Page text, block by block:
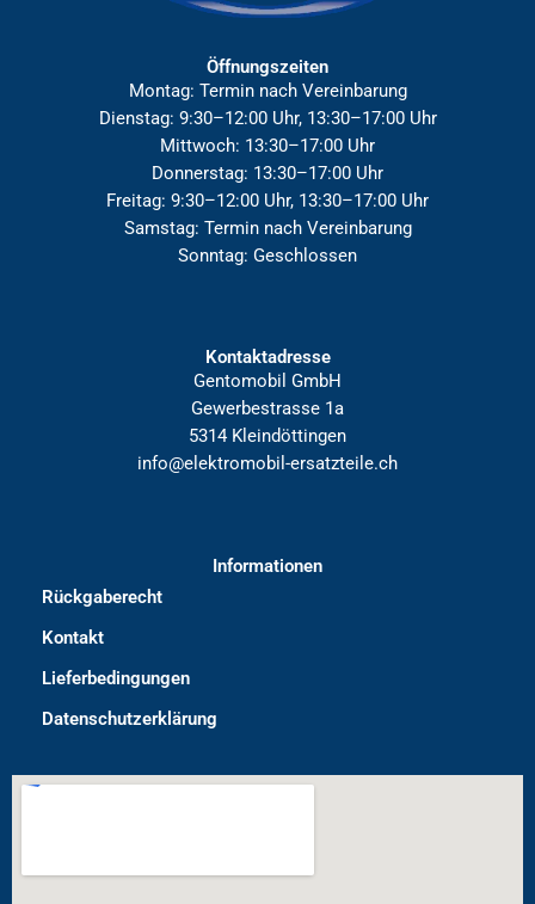
Öffnungszeiten
Montag: Termin nach Vereinbarung
Dienstag: 9:30–12:00 Uhr, 13:30–17:00 Uhr
Mittwoch: 13:30–17:00 Uhr
Donnerstag: 13:30–17:00 Uhr
Freitag: 9:30–12:00 Uhr, 13:30–17:00 Uhr
Samstag: Termin nach Vereinbarung
Sonntag: Geschlossen
Kontaktadresse
Gentomobil GmbH
Gewerbestrasse 1a
5314 Kleindöttingen
info@elektromobil-ersatzteile.ch
Informationen
Rückgaberecht
Kontakt
Lieferbedingungen
Datenschutzerklärung